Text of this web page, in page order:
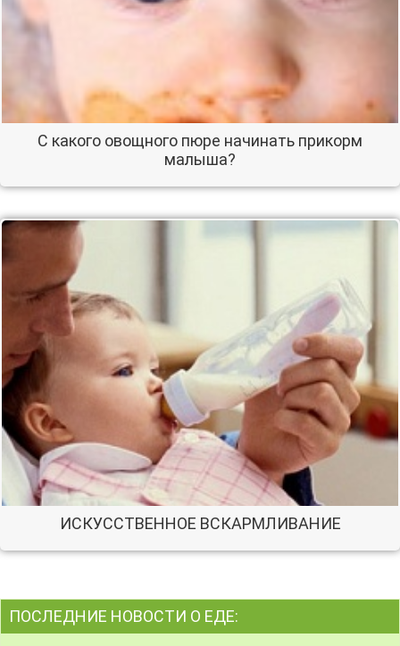
С какого овощного пюре начинать прикорм
малыша?
ИСКУССТВЕННОЕ ВСКАРМЛИВАНИЕ
ПОСЛЕДНИЕ НОВОСТИ О ЕДЕ: